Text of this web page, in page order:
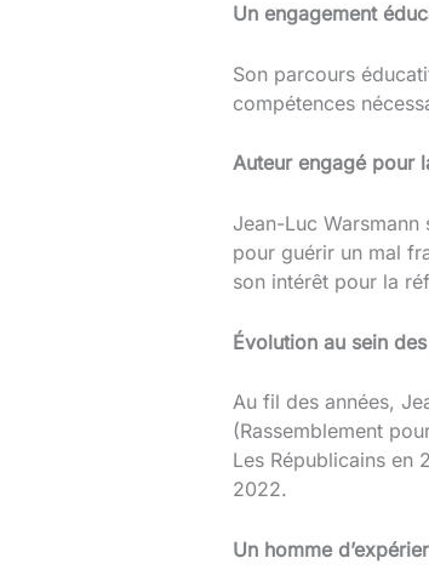
Un engagement
Son parcours
compétences
Auteur engagé pour
Jean-Luc Warsmann
pour guérir un mal
son intérêt pour la
Évolution au sein
Au fil des années,
(Rassemblement
Les Républicains en
2022.
Un homme